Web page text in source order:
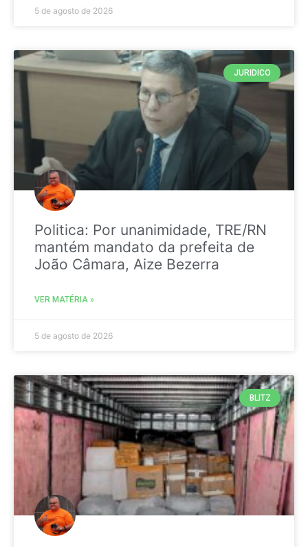
5 de agosto de 2026
JURIDICO
Politica: Por unanimidade, TRE/RN
mantém mandato da prefeita de
João Câmara, Aize Bezerra
VER MATÉRIA »
5 de agosto de 2026
BLITZ